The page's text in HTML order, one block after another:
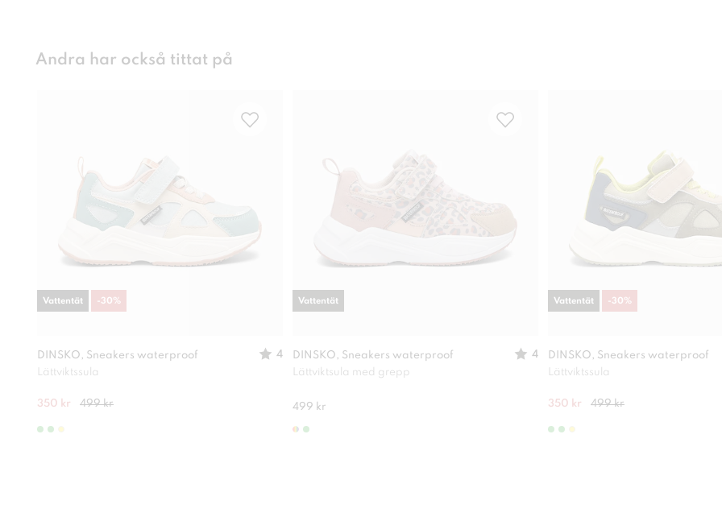
Andra har också tittat på
DINSKO, Sneakers waterproof
4
Lättviktssula
350 kr 499 kr
Vattentät -30%
DINSKO, Sneakers waterproof
4
Lättviktsula med grepp
499 kr
Vattentät
DINSKO, Sneakers waterproof
Lättviktssula
350 kr 499 kr
Vattentät -30%